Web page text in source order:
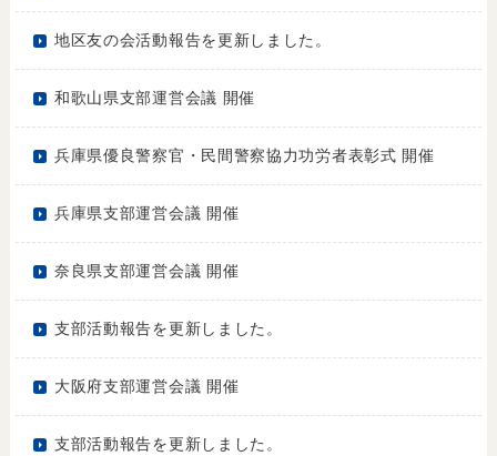
地区友の会活動報告を更新しました。
和歌山県支部運営会議 開催
兵庫県優良警察官・民間警察協力功労者表彰式 開催
兵庫県支部運営会議 開催
奈良県支部運営会議 開催
支部活動報告を更新しました。
大阪府支部運営会議 開催
支部活動報告を更新しました。